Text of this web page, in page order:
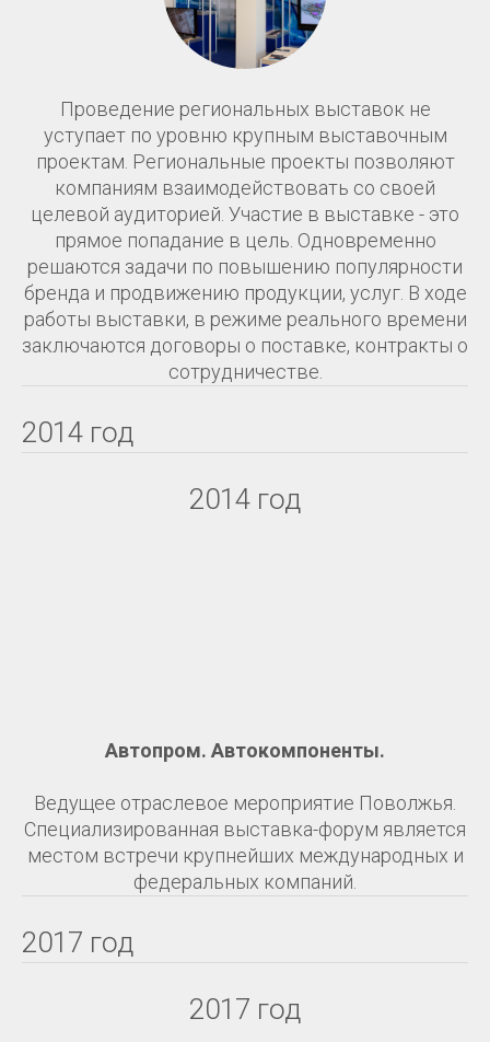
Проведение региональных выставок не
уступает по уровню крупным выставочным
проектам. Региональные проекты позволяют
компаниям взаимодействовать со своей
целевой аудиторией. Участие в выставке - это
прямое попадание в цель. Одновременно
решаются задачи по повышению популярности
бренда и продвижению продукции, услуг. В ходе
работы выставки, в режиме реального времени
заключаются договоры о поставке, контракты о
сотрудничестве.
2014 год
2014 год
Автопром. Автокомпоненты.
Ведущее отраслевое мероприятие Поволжья.
Специализированная выставка-форум является
местом встречи крупнейших международных и
федеральных компаний.
2017 год
2017 год